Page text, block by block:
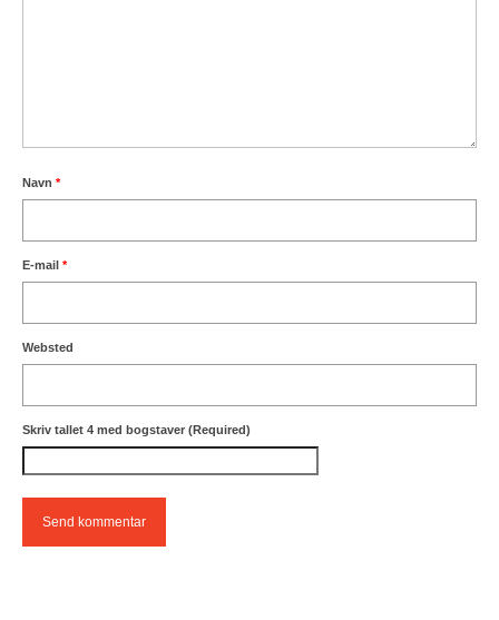
Navn *
E-mail *
Websted
Skriv tallet 4 med bogstaver (Required)